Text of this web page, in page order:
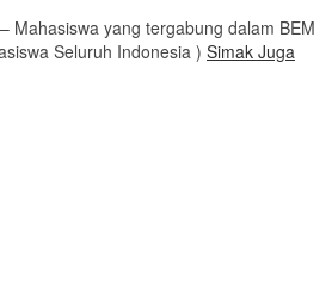
Mahasiswa yang tergabung dalam BEM
Seluruh Indonesia ) Simak Juga